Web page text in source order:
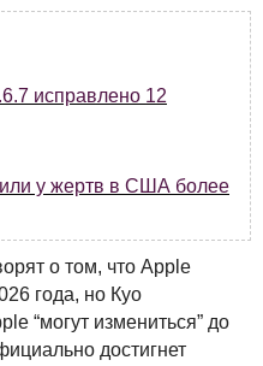
исправлено 12
у жертв в США более
о том, что Apple
года, но Куо
“могут измениться” до
достигнет